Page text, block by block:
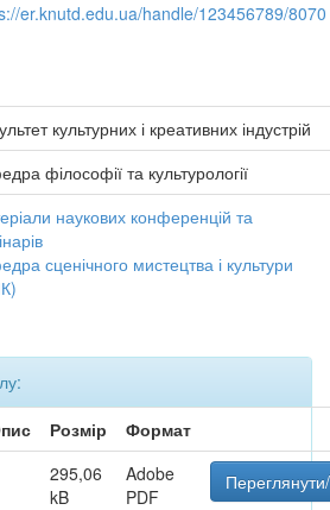
er.knutd.edu.ua/handle/123456789/8070
культурних і креативних індустрій
філософії та культурології
наукових конференцій та
сценічного мистецтва і культури
Розмір
Формат
295,06
kB
Adobe
PDF